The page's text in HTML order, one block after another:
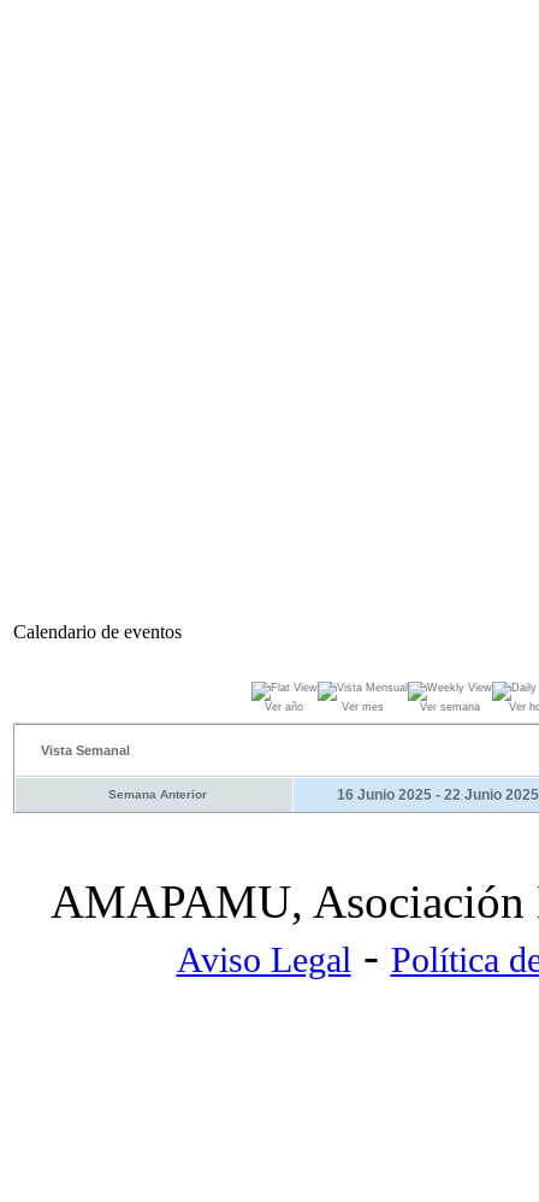
Calendario de eventos
Ver año Ver mes Ver semana Ver
Vista Semanal
Semana Anterior 16 Junio 2025 - 22 Junio 2025
AMAPAMU, Asociación
Aviso Legal - Política